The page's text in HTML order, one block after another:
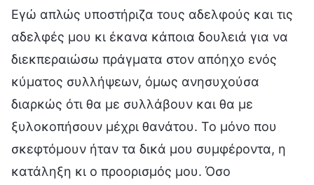
Εγώ απλώς υποστήριζα τους αδελφούς και τις
αδελφές μου κι έκανα κάποια δουλειά για να
διεκπεραιώσω πράγματα στον απόηχο ενός
κύματος συλλήψεων, όμως ανησυχούσα
διαρκώς ότι θα με συλλάβουν και θα με
ξυλοκοπήσουν μέχρι θανάτου. Το μόνο που
σκεφτόμουν ήταν τα δικά μου συμφέροντα, η
κατάληξη κι ο προορισμός μου. Όσο